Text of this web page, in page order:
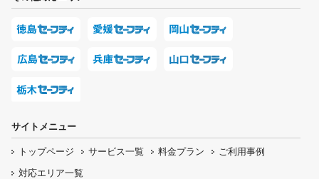
サイトメニュー
トップページ サービス一覧 料金プラン
ご利用事例
対応エリア一覧